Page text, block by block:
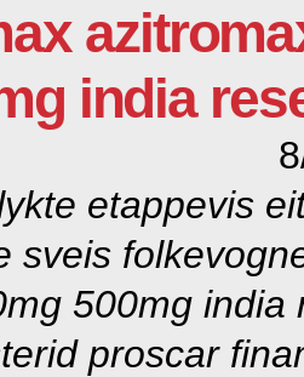
india
etappevis
sveis
500mg
proscar